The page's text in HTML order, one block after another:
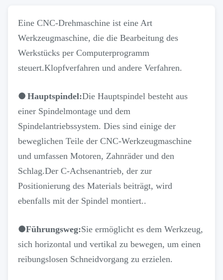
Eine CNC-Drehmaschine ist eine Art
Werkzeugmaschine, die die Bearbeitung des
Werkstücks per Computerprogramm
steuert.Klopfverfahren und andere Verfahren.
● Hauptspindel:Die Hauptspindel besteht aus
einer Spindelmontage und dem
Spindelantriebssystem. Dies sind einige der
beweglichen Teile der CNC-Werkzeugmaschine
und umfassen Motoren, Zahnräder und den
Schlag.Der C-Achsenantrieb, der zur
Positionierung des Materials beiträgt, wird
ebenfalls mit der Spindel montiert..
●Führungsweg:Sie ermöglicht es dem Werkzeug,
sich horizontal und vertikal zu bewegen, um einen
reibungslosen Schneidvorgang zu erzielen.